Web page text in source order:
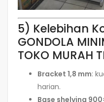
5) Kelebihan
GONDOLA
TOKO MURAH
Bracket 1,8 mm:
harian.
Base shelving